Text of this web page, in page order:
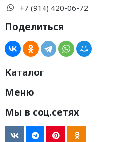
+7 (914) 420-06-72
Поделиться
Каталог
Меню
Мы в соц.сетях